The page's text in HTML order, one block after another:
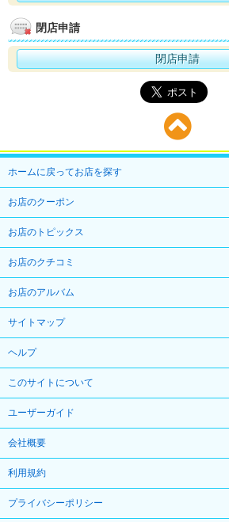
閉店申請
閉店申請
ホームに戻ってお店を探す
お店のクーポン
お店のトピックス
お店のクチコミ
お店のアルバム
サイトマップ
ヘルプ
このサイトについて
ユーザーガイド
会社概要
利用規約
プライバシーポリシー